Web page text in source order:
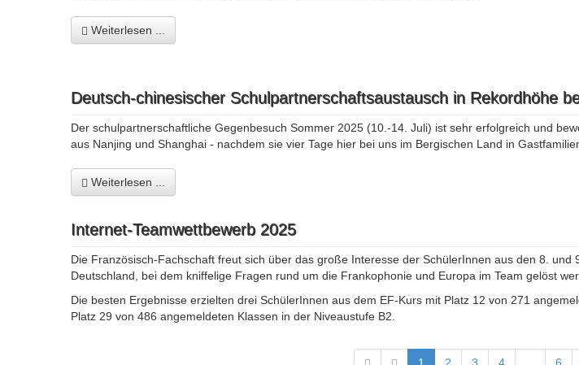
Weiterlesen ...
Deutsch-chinesischer Schulpartnerschaftsaustausch in Rekordhöhe
Der schulpartnerschaftliche Gegenbesuch Sommer 2025 (10.-14. Juli) ist sehr erfolgreich und
aus Nanjing und Shanghai - nachdem sie vier Tage hier bei uns im Bergischen Land in
Weiterlesen ...
Internet-Teamwettbewerb 2025
Die Französisch-Fachschaft freut sich über das große Interesse der SchülerInnen aus den 8.
Deutschland, bei dem kniffelige Fragen rund um die Frankophonie und Europa im Team gelöst
Die besten Ergebnisse erzielten drei SchülerInnen aus dem EF-Kurs mit Platz 12 von 271
Platz 29 von 486 angemeldeten Klassen in der Niveaustufe B2.